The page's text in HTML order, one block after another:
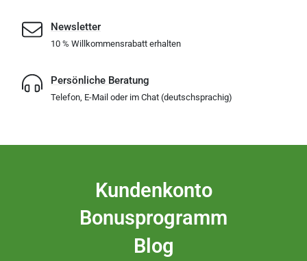
Newsletter
10 % Willkommensrabatt erhalten
Persönliche Beratung
Telefon, E-Mail oder im Chat (deutschsprachig)
Kundenkonto
Bonusprogramm
Blog